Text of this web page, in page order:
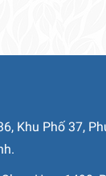
Khu Phố 37,